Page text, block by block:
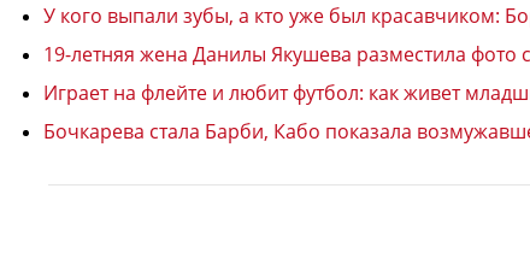
У кого выпали зубы, а кто уже был красавчиком:
19-летняя жена Данилы Якушева разместила фото
Играет на флейте и любит футбол: как живет
Бочкарева стала Барби, Кабо показала